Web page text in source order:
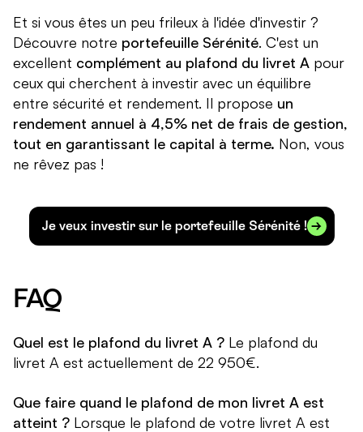
Et si vous êtes un peu frileux à l'idée d'investir ?
Découvre notre portefeuille Sérénité. C'est un
excellent complément au plafond du livret A pour
ceux qui cherchent à investir avec un équilibre
entre sécurité et rendement. Il propose un
rendement annuel à 4,5% net de frais de gestion,
tout en garantissant le capital à terme. Non, vous
ne rêvez pas !
Je veux investir sur le portefeuille Sérénité !
FAQ
Quel est le plafond du livret A ? Le plafond du
livret A est actuellement de 22 950€.
Que faire quand le plafond de mon livret A est
atteint ? Lorsque le plafond de votre livret A est